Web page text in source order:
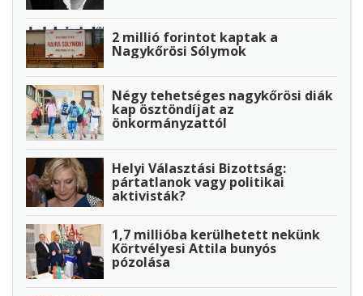
2 millió forintot kaptak a
Nagykőrösi Sólymok
Négy tehetséges nagykőrösi diák
kap ösztöndíjat az
önkormányzattól
Helyi Választási Bizottság:
pártatlanok vagy politikai
aktivisták?
1,7 millióba kerülhetett nekünk
Körtvélyesi Attila bunyós
pózolása